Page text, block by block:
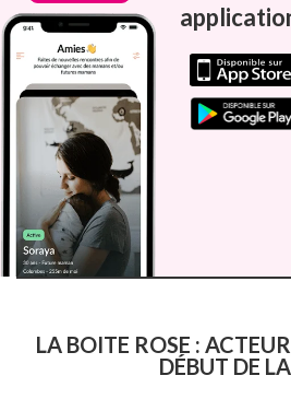
LA BOITE ROSE :
DÉBUT DE